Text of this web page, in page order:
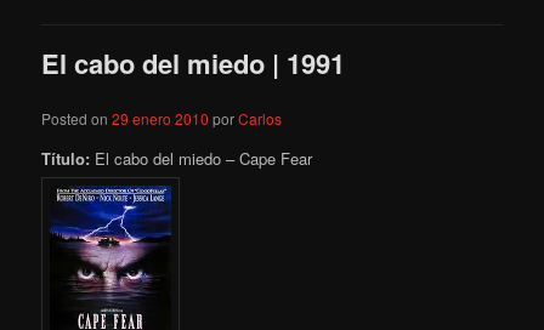
El cabo del miedo | 1991
Posted on29 enero 2010 porCarlos
Título: El cabo del miedo – Cape Fear